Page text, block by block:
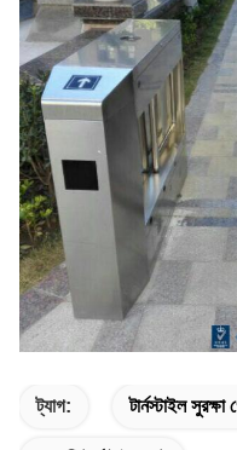
ট্যাগ: টার্নস্টাইল সুরক্ষা